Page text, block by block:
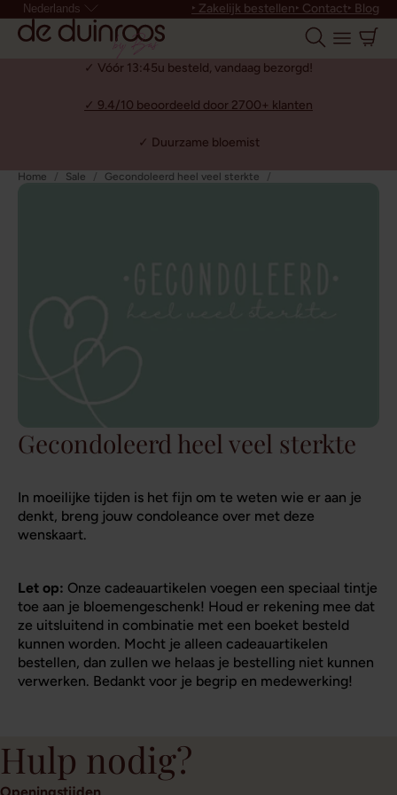
Nederlands ‣ Zakelijk bestellen‣ Contact‣ Blog
✓ Vóór 13:45u besteld, vandaag bezorgd!
✓ 9.4/10 beoordeeld door 2700+ klanten
✓ Duurzame bloemist
Home Sale Gecondoleerd heel veel sterkte
Gecondoleerd heel veel sterkte
In moeilijke tijden is het fijn om te weten wie er aan je
denkt, breng jouw condoleance over met deze
wenskaart.
Let op: Onze cadeauartikelen voegen een speciaal tintje
toe aan je bloemengeschenk! Houd er rekening mee dat
ze uitsluitend in combinatie met een boeket besteld
kunnen worden. Mocht je alleen cadeauartikelen
bestellen, dan zullen we helaas je bestelling niet kunnen
verwerken. Bedankt voor je begrip en medewerking!
Hulp nodig?
Openingstijden